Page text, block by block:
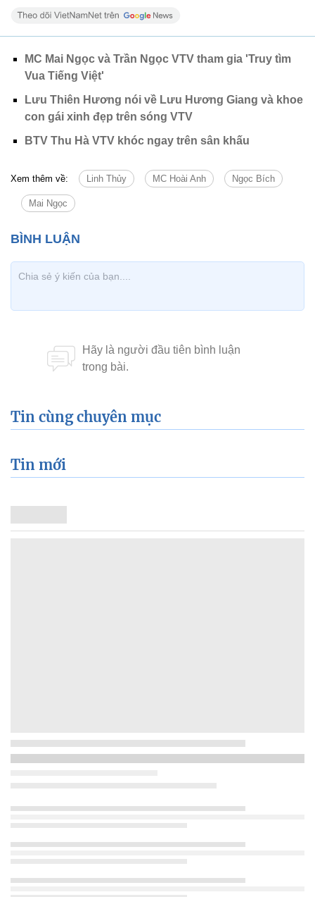
MC Mai Ngọc và Trần Ngọc VTV tham gia 'Truy tìm
Vua Tiếng Việt'
Lưu Thiên Hương nói về Lưu Hương Giang và khoe
con gái xinh đẹp trên sóng VTV
BTV Thu Hà VTV khóc ngay trên sân khấu
Xem thêm về: Linh Thủy MC Hoài Anh Ngọc Bích
Mai Ngọc
Tin cùng chuyên mục
Tin mới